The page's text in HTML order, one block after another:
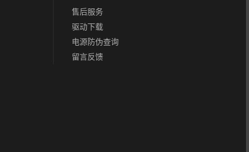
售后服务
驱动下载
电源防伪查询
留言反馈